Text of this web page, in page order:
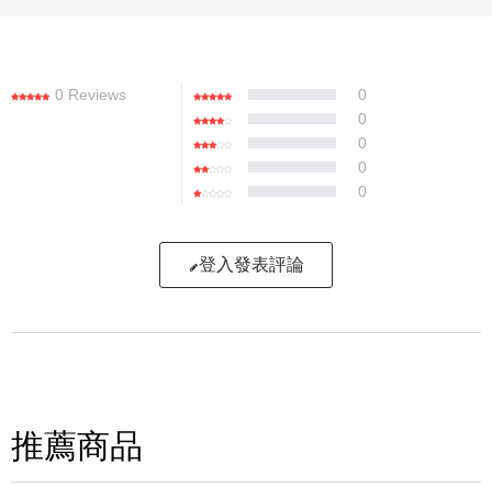
0 Reviews
0
0
0
0
0
登入發表評論
推薦商品